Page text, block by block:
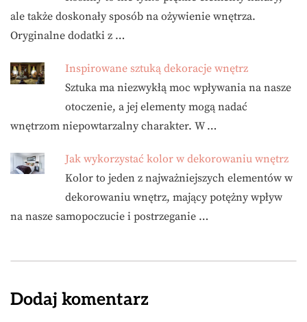
ale także doskonały sposób na ożywienie wnętrza.
Oryginalne dodatki z …
Inspirowane sztuką dekoracje wnętrz
Sztuka ma niezwykłą moc wpływania na nasze
otoczenie, a jej elementy mogą nadać
wnętrzom niepowtarzalny charakter. W …
Jak wykorzystać kolor w dekorowaniu wnętrz
Kolor to jeden z najważniejszych elementów w
dekorowaniu wnętrz, mający potężny wpływ
na nasze samopoczucie i postrzeganie …
Dodaj komentarz